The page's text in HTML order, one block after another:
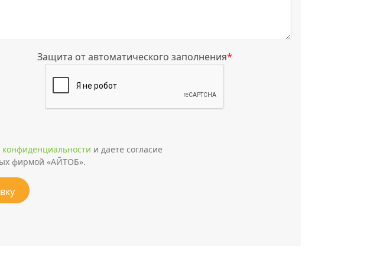
Защита от автоматического заполнения*
и даете согласие
фирмой «АЙТОБ».